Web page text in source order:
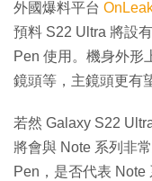
外國爆料平台
預料 S22 Ultra 將設
Pen 使用。機身外形
鏡頭等，主鏡頭更有
若然 Galaxy S22
將會與 Note 系列非
Pen，是否代表 Note